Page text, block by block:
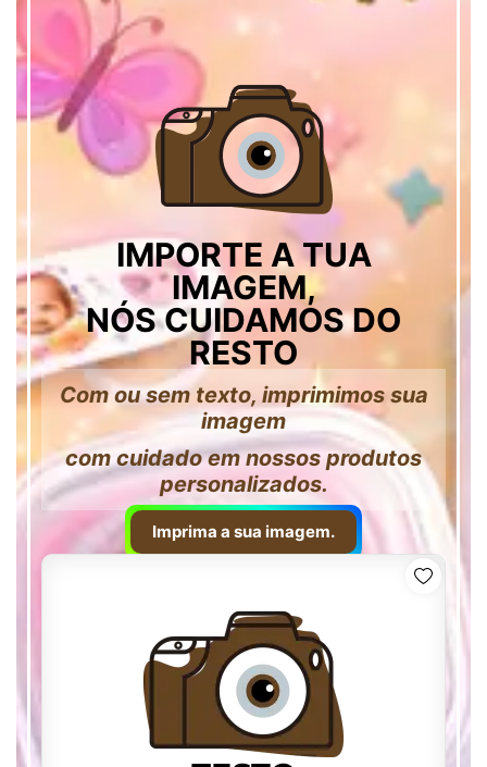
IMPORTE A TUA
IMAGEM,
NÓS CUIDAMOS DO
RESTO
Com ou sem texto, imprimimos sua
imagem
com cuidado em nossos produtos
personalizados.
Imprima a sua imagem.